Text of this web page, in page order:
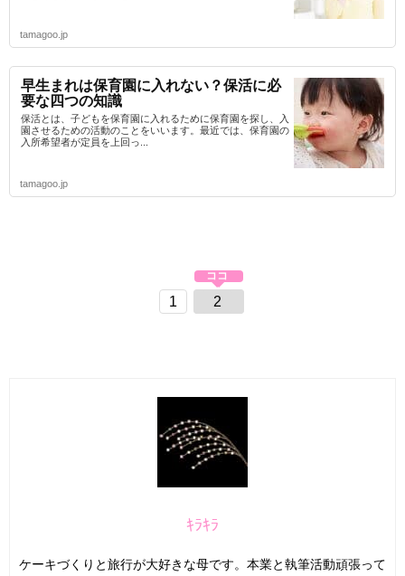
tamagoo.jp
早生まれは保育園に入れない？保活に必
要な四つの知識
保活とは、子どもを保育園に入れるために保育園を探し、入
園させるための活動のことをいいます。最近では、保育園の
入所希望者が定員を上回っ...
tamagoo.jp
1 2
ｷﾗｷﾗ
ケーキづくりと旅行が大好きな母です。本業と執筆活動頑張って